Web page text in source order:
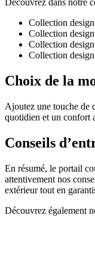
Découvrez dans notre
Collection
Collection
Collection
Collection
Choix de la
Ajoutez une touche de
quotidien et un confort
Conseils
En résumé, le portail
attentivement nos
extérieur tout en
Découvrez également